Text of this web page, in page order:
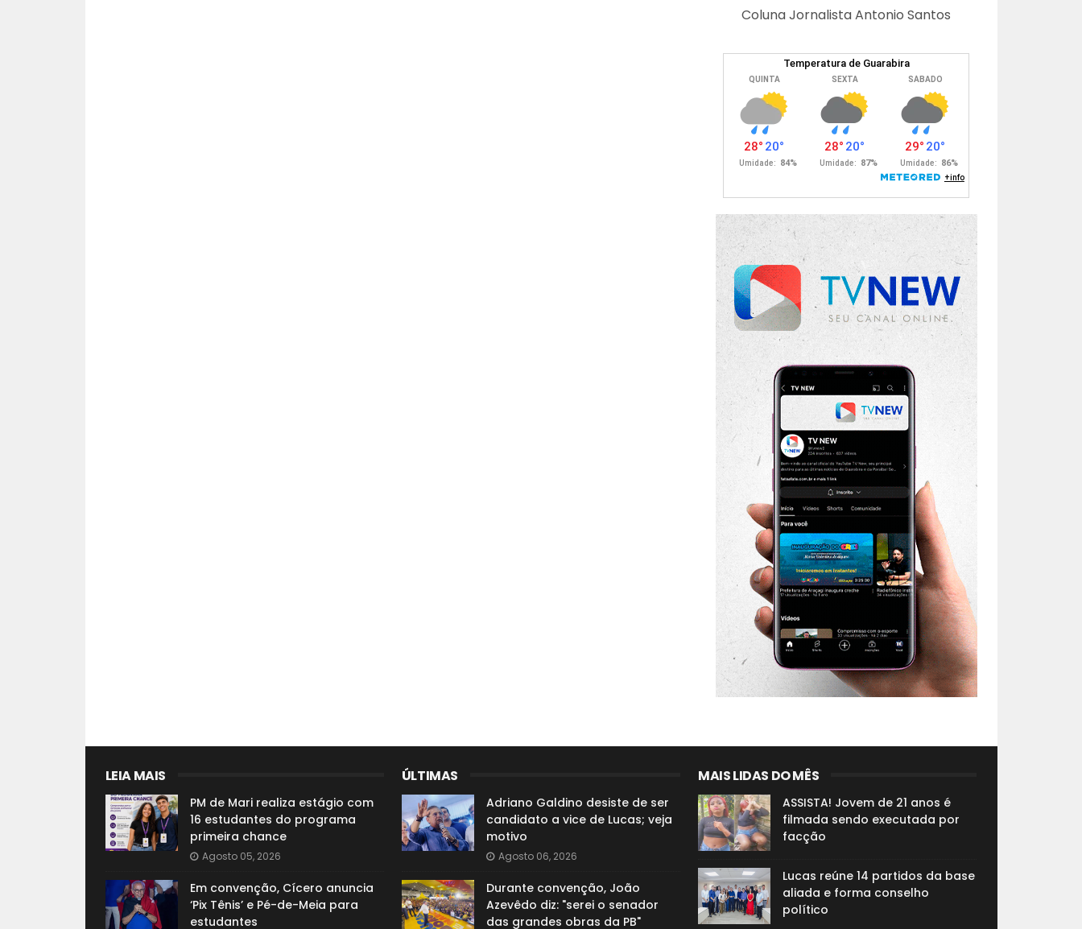
Coluna Jornalista Antonio Santos
LEIA MAIS
PM de Mari realiza estágio com
16 estudantes do programa
primeira chance
Agosto 05, 2026
Em convenção, Cícero anuncia
‘Pix Tênis’ e Pé-de-Meia para
estudantes
ÚLTIMAS
Adriano Galdino desiste de ser
candidato a vice de Lucas; veja
motivo
Agosto 06, 2026
Durante convenção, João
Azevêdo diz: "serei o senador
das grandes obras da PB"
MAIS LIDAS DO MÊS
ASSISTA! Jovem de 21 anos é
filmada sendo executada por
facção
Lucas reúne 14 partidos da base
aliada e forma conselho
político